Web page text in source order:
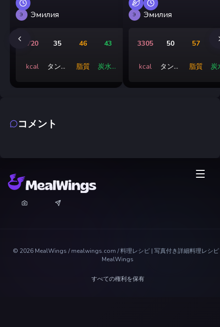
Э Эмилия
720
kcal
35
タンパ
46
脂質
43
炭水化
Э Эмилия
3305
kcal
50
タンパ
57
脂質
炭
コメント
© 2026 MealWings / mealwings.com /料理レシピ | 写真付き詳細料理レシ
MealWings
すべての権利を保有